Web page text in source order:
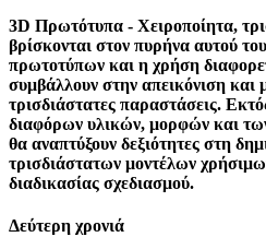
3D Πρωτότυπα - Χειροποίητα,
βρίσκονται στον πυρήνα αυτού
πρωτοτύπων και η χρήση
συμβάλλουν στην απεικόνιση
τρισδιάστατες παραστάσεις.
διαφόρων υλικών, μορφών και
θα αναπτύξουν δεξιότητες στη
τρισδιάστατων μοντέλων
διαδικασίας σχεδιασμού.
Δεύτερη χρονιά